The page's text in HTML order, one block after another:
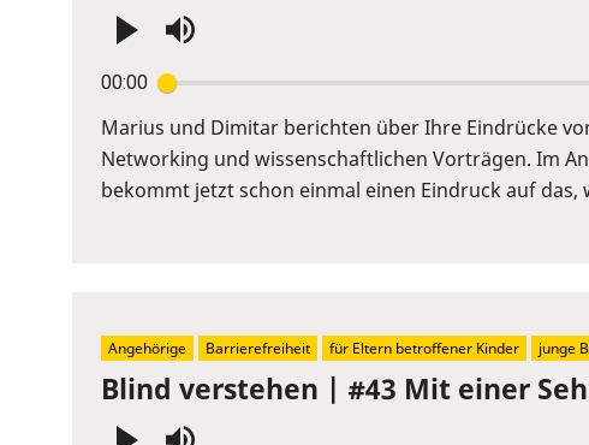
00:00
Enter
or
Space
to
Marius und Dimitar berichten über Ihre Eindrücke
Networking und wissenschaftlichen Vorträgen. Im
bekommt jetzt schon einmal einen Eindruck auf das,
Blind verstehen | #43 Mit einer
Angehörige Barrierefreiheit für Eltern betroffener Kinder junge